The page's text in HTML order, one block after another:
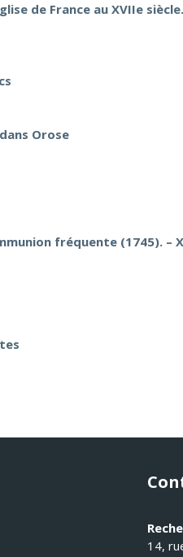
de France au XVIIe
Orose
fréquente (1745). –
14,